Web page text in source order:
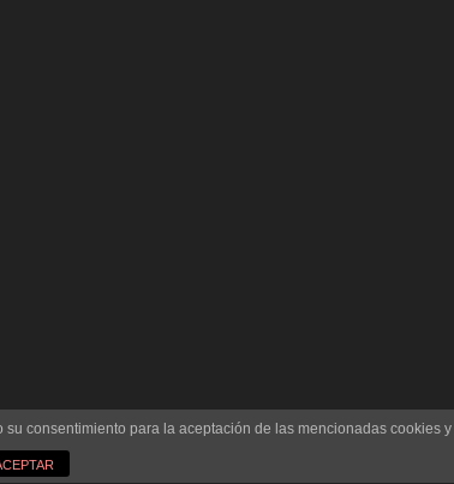
consentimiento para la aceptación de las mencionadas cookies